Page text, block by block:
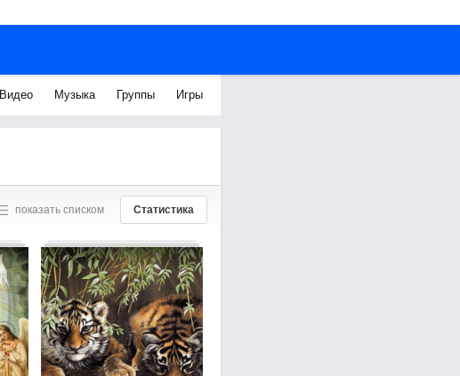
Видео Музыка Группы Игры
показать списком Статистика